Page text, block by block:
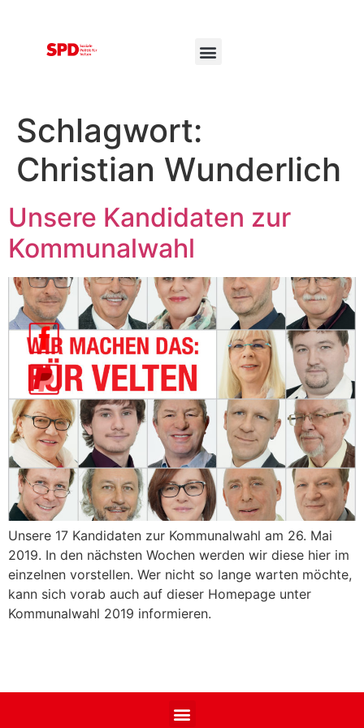
Schlagwort:
Christian Wunderlich
Unsere Kandidaten zur
Kommunalwahl
Unsere 17 Kandidaten zur Kommunalwahl am 26. Mai
2019. In den nächsten Wochen werden wir diese hier im
einzelnen vorstellen. Wer nicht so lange warten möchte,
kann sich vorab auch auf dieser Homepage unter
Kommunalwahl 2019 informieren.